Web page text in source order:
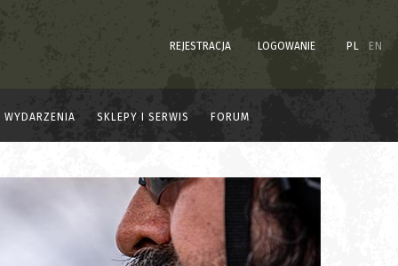
REJESTRACJA LOGOWANIE PL EN
WYDARZENIA SKLEPY I SERWIS FORUM